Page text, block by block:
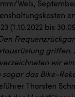
Wels,
(1.10.2022 bis
wir
sogar das Bike-
Thorsten